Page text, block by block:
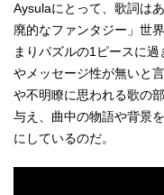
Aysulaにとって、歌詞は
廃的なファンタジー」世
まりパズルの1ピースに
やメッセージ性が無いと
や不明瞭に思われる歌の
与え、曲中の物語や背景
にしているのだ。